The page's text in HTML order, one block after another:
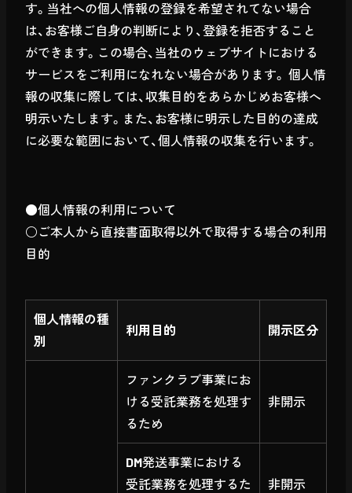
す。当社への個人情報の登録を希望されてない場合
は、お客様ご自身の判断により、登録を拒否すること
ができます。この場合、当社のウェブサイトにおける
サービスをご利用になれない場合があります。 個人情
報の収集に際しては、収集目的をあらかじめお客様へ
明示いたします。また、お客様に明示した目的の達成
に必要な範囲において、個人情報の収集を行います。
●個人情報の利用について
○ご本人から直接書面取得以外で取得する場合の利用
目的
個人情報の種
別
利用目的 開示区分
ファンクラブ事業にお
ける受託業務を処理す
るため
非開示
DM発送事業における
受託業務を処理するた
非開示